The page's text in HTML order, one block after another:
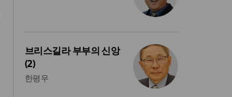
브리스길라 부부의 신앙
(2)
한평우